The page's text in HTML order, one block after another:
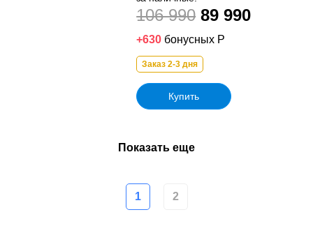
106 990 89 990
+630 бонусных Р
Заказ 2-3 дня
Купить
Показать еще
1 2